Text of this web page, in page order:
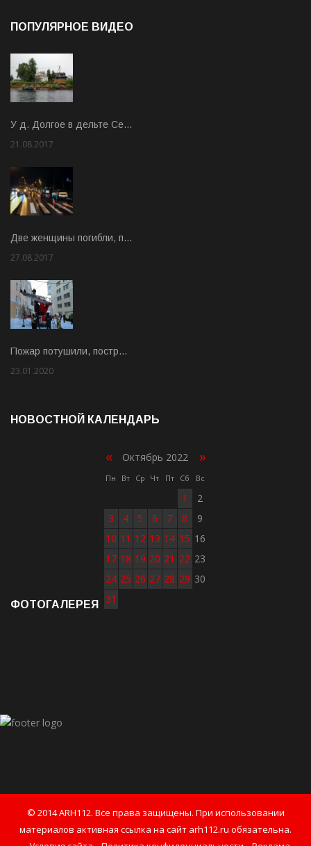
ПОПУЛЯРНОЕ ВИДЕО
У д. Долгое в дельте Се…
21.08.2017
Две женщины погибли, п…
27.08.2017
Пожар потушили, постр…
23.01.2020
НОВОСТНОЙ КАЛЕНДАРЬ
« Октябрь 2022 »
Пн Вт Ср Чт Пт Сб Вс
1
2
3
4 5 6 7 8
9
10 11 12 13 14 15 16
17 18 19 20 21 22 23
24 25 26 27 28 29 30
31
ФОТОГАЛЕРЕЯ
© 2014 ARH112. Все права защищены. При использовании
материалов активная ссылка на сайт arh112.ru обязательна.